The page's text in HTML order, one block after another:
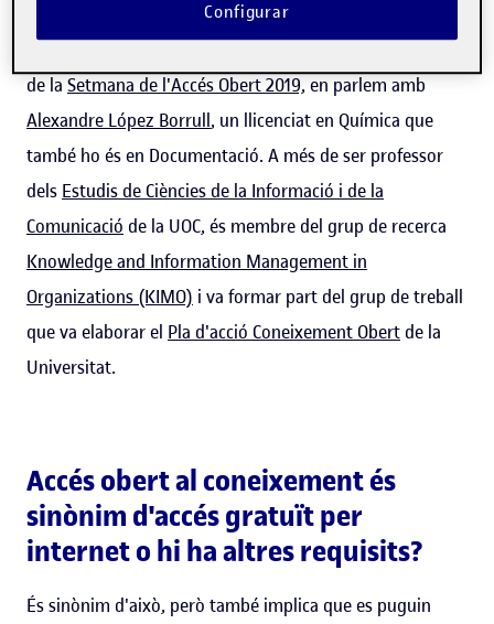
mentre que institucions com la UOC intenten obrir camí
per a aconseguir un accés obert a la recerca. A les portes
de la Setmana de l'Accés Obert 2019, en parlem amb
Alexandre López Borrull, un llicenciat en Química que
també ho és en Documentació. A més de ser professor
dels Estudis de Ciències de la Informació i de la
Comunicació de la UOC, és membre del grup de recerca
Knowledge and Information Management in
Organizations (KIMO) i va formar part del grup de treball
que va elaborar el Pla d'acció Coneixement Obert de la
Universitat.
Accés obert al coneixement és
sinònim d'accés gratuït per
internet o hi ha altres requisits?
És sinònim d'això, però també implica que es puguin
Configurar